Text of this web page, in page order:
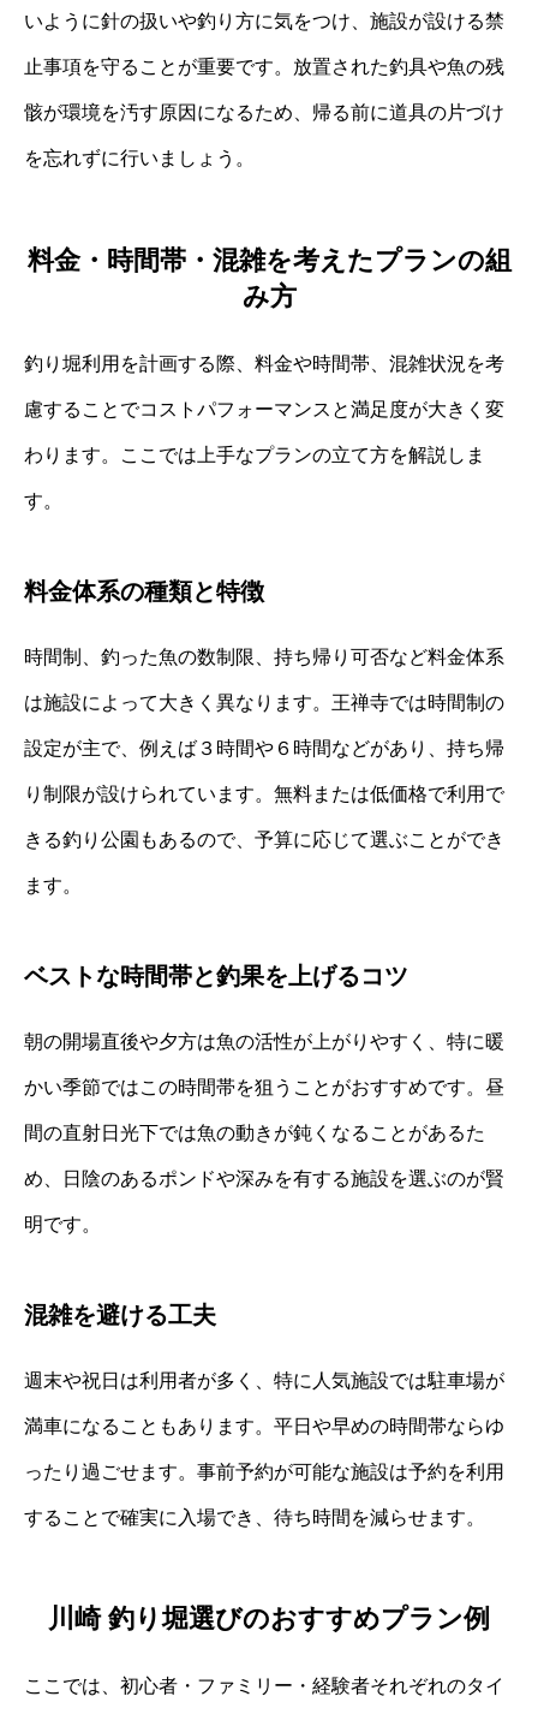
いように針の扱いや釣り方に気をつけ、施設が設ける禁
止事項を守ることが重要です。放置された釣具や魚の残
骸が環境を汚す原因になるため、帰る前に道具の片づけ
を忘れずに行いましょう。
料金・時間帯・混雑を考えたプランの組
み方
釣り堀利用を計画する際、料金や時間帯、混雑状況を考
慮することでコストパフォーマンスと満足度が大きく変
わります。ここでは上手なプランの立て方を解説しま
す。
料金体系の種類と特徴
時間制、釣った魚の数制限、持ち帰り可否など料金体系
は施設によって大きく異なります。王禅寺では時間制の
設定が主で、例えば３時間や６時間などがあり、持ち帰
り制限が設けられています。無料または低価格で利用で
きる釣り公園もあるので、予算に応じて選ぶことができ
ます。
ベストな時間帯と釣果を上げるコツ
朝の開場直後や夕方は魚の活性が上がりやすく、特に暖
かい季節ではこの時間帯を狙うことがおすすめです。昼
間の直射日光下では魚の動きが鈍くなることがあるた
め、日陰のあるポンドや深みを有する施設を選ぶのが賢
明です。
混雑を避ける工夫
週末や祝日は利用者が多く、特に人気施設では駐車場が
満車になることもあります。平日や早めの時間帯ならゆ
ったり過ごせます。事前予約が可能な施設は予約を利用
することで確実に入場でき、待ち時間を減らせます。
川崎 釣り堀選びのおすすめプラン例
ここでは、初心者・ファミリー・経験者それぞれのタイ